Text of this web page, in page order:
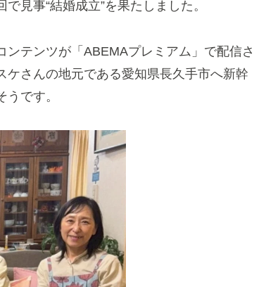
見事“結婚成立”を果たしました。
テンツが「ABEMAプレミアム」で配信さ
さんの地元である愛知県長久手市へ新幹
です。